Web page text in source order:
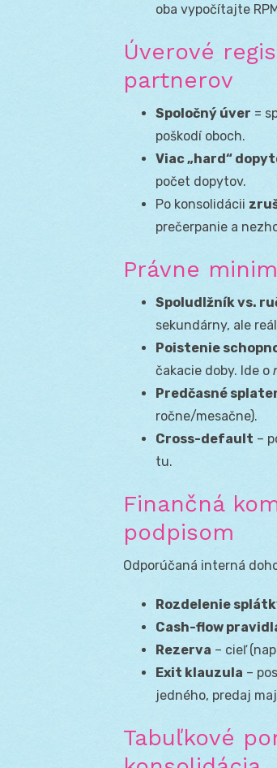
oba vypočítajte
Úverové
partnerov
Spoločný úver =
poškodí oboch.
Viac „hard“
počet dopytov.
Po konsolidácii
prečerpanie a
Právne
Spoludlžník vs.
sekundárny, ale
Poistenie
čakacie doby. Ide o
Predčasné
ročne/mesačne).
Cross-default –
tu.
Finančná
podpisom
Odporúčaná interná
Rozdelenie
Cash-flow
Rezerva – cieľ
Exit klauzula –
jedného, predaj
Tabuľkové